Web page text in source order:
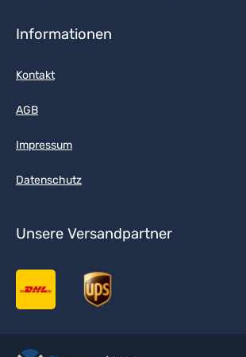
Informationen
Kontakt
AGB
Impressum
Datenschutz
Unsere Versandpartner